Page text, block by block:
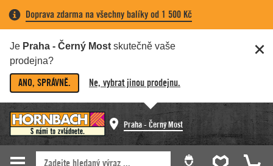
Doprava zdarma na všechny balíky od 1 500 Kč
Je Praha - Černý Most skutečně vaše
prodejna?
ANO, SPRÁVNĚ. Ne, vybrat jinou prodejnu.
Praha - Černý Most